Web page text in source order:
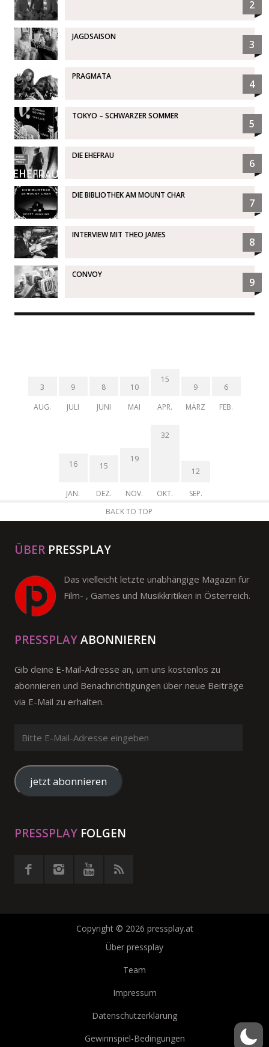
2
JAGDSAISON
3
PRAGMATA
4
TOKYO – SCHWARZER SOMMER
5
DIE EHEFRAU
6
DIE BIBLIOTHEK AM MOUNT CHAR
7
INTERVIEW MIT THEO JAMES
8
CONVOY
9
3
AUG.
9
JULI
8
JUNI
10
MAI
15
APR.
9
MÄRZ
6
FEB.
16
JAN.
15
DEZ.
19
NOV.
32
OKT.
12
SEP.
BACK TO TOP
ÜBER PRESSPLAY
Das vielleicht letzte unabhängige Magazin für
Film- , Games und Musikkritiken in Österreich.
PRESSPLAYABONNIEREN
Gib deine E-Mail-Adresse an, um uns kostenlos zu
abonnieren und Benachrichtigungen über neue Beiträge
via E-Mail zu erhalten.
Mail-
Adresse
eingeben
jetzt abonnieren
PRESSPLAY FOLGEN
Copyright © 2026 pressplay.at
Über pressplay
Team
Impressum
Datenschutzerklärung
Gewinnspiel-Bedingungen